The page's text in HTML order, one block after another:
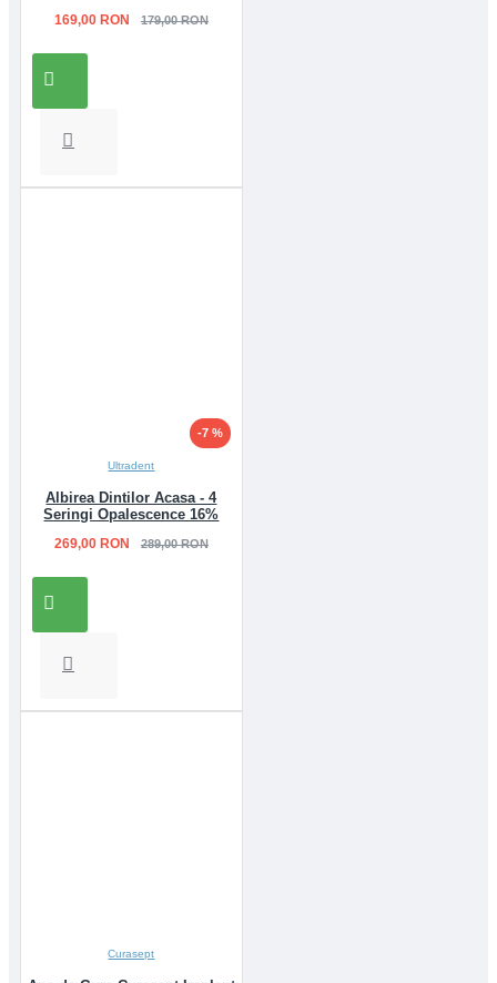
169,00 RON 179,00 RON
-7 %
Ultradent
Albirea Dintilor Acasa - 4
Seringi Opalescence 16%
269,00 RON 289,00 RON
Curasept